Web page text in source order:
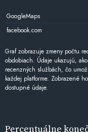
GoogleMaps
facebook.com
Graf zobrazuje zmeny počtu
obdobiach. Údaje ukazujú,
recenzných službách, čo
každej platforme. Zobrazené
dostupné údaje.
Percentuálne